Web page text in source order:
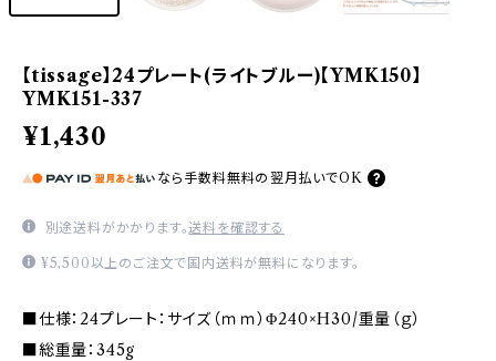
【tissage】24プレート(ライトブルー)【YMK150】
YMK151-337
¥1,430
なら 手数料無料の 翌月払いでOK
別途送料がかかります。送料を確認する
¥5,500以上のご注文で国内送料が無料になります。
■仕様：24プレート：サイズ（ｍｍ）Φ240×H30/重量（ｇ）
■総重量：345g